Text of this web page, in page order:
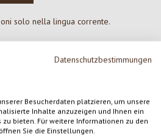
Datenschutzbestimmungen
Besucherdaten platzieren, um unsere
Inhalte anzuzeigen und Ihnen ein
bieten. Für weitere Informationen zu den
Sie die Einstellungen.
solo nella lingua corrente.